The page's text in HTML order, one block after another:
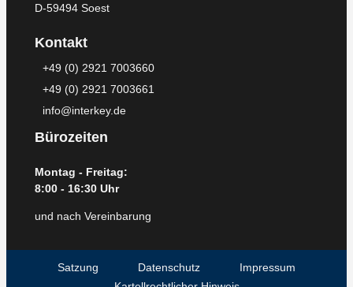
D-59494 Soest
Kontakt
+49 (0) 2921 7003660
+49 (0) 2921 7003661
info@interkey.de
Bürozeiten
Montag - Freitag:
8:00 - 16:30 Uhr
und nach Vereinbarung
Satzung Datenschutz
Impressum